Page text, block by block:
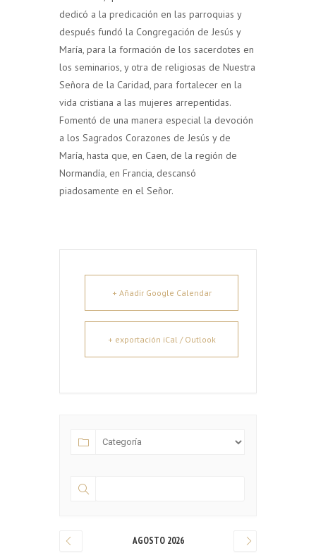
dedicó a la predicación en las parroquias y
después fundó la Congregación de Jesús y
María, para la formación de los sacerdotes en
los seminarios, y otra de religiosas de Nuestra
Señora de la Caridad, para fortalecer en la
vida cristiana a las mujeres arrepentidas.
Fomentó de una manera especial la devoción
a los Sagrados Corazones de Jesús y de
María, hasta que, en Caen, de la región de
Normandía, en Francia, descansó
piadosamente en el Señor.
+ Añadir Google Calendar
+ exportación iCal / Outlook
AGOSTO 2026